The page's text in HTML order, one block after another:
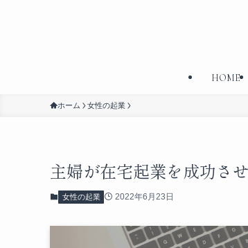
HOME
ホーム 女性の起業
主婦が在宅起業を成功さ
女性の起業 2022年6月23日